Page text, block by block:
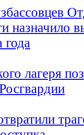
назначило
года
лагеря